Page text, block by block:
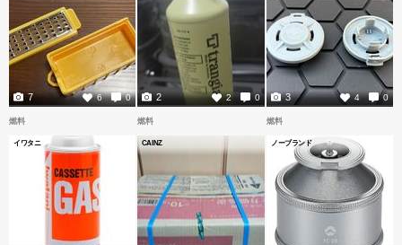
6 0
7 2 0
2 4 0
3
燃料
イワタニ
燃料
CAINZ
燃料
ノーブランド